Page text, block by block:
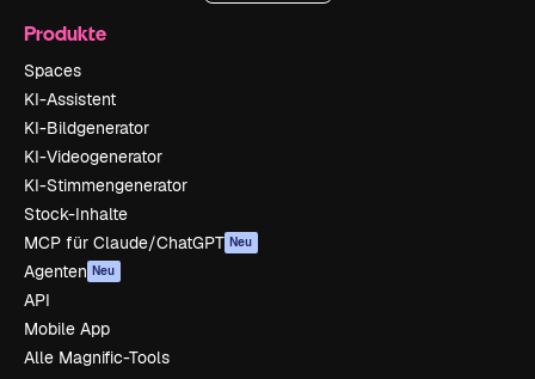
Produkte
Spaces
KI-Assistent
KI-Bildgenerator
KI-Videogenerator
KI-Stimmengenerator
Stock-Inhalte
MCP für Claude/ChatGPT Neu
Agenten Neu
API
Mobile App
Alle Magnific-Tools